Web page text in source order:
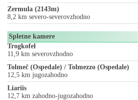
Zermula (2143m)
8,2 km severo-severovzhodno
Spletne kamere
Trogkofel
11,9 km severovzhodno
Tolmeč (Ospedale) / Tolmezzo (Ospedale)
12,5 km jugozahodno
Liariis
12,7 km zahodno-jugozahodno